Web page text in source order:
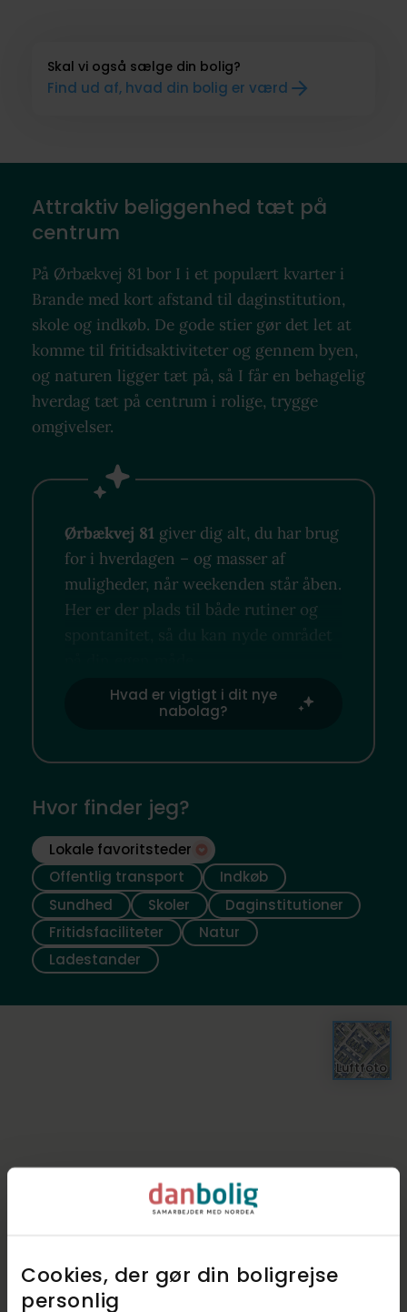
Cookies, der gør din boligrejse
personlig​
Skal vi også sælge din bolig?
Find ud af, hvad din bolig er værd
Attraktiv beliggenhed tæt på
centrum
På Ørbækvej 81 bor I i et populært kvarter i
Brande med kort afstand til daginstitution,
skole og indkøb. De gode stier gør det let at
komme til fritidsaktiviteter og gennem byen,
og naturen ligger tæt på, så I får en behagelig
hverdag tæt på centrum i rolige, trygge
omgivelser.
Ørbækvej 81 giver dig alt, du har brug
for i hverdagen – og masser af
muligheder, når weekenden står åben.
Her er der plads til både rutiner og
spontanitet, så du kan nyde området
Hvad er vigtigt i dit nye
nabolag?
Hvor finder jeg?
Lokale favoritsteder
Offentlig transport
Indkøb
Sundhed
Skoler
Daginstitutioner
Fritidsfaciliteter
Natur
Ladestander
Luftfoto